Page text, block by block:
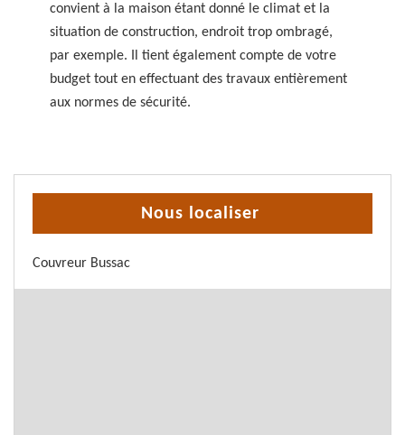
convient à la maison étant donné le climat et la
situation de construction, endroit trop ombragé,
par exemple. Il tient également compte de votre
budget tout en effectuant des travaux entièrement
aux normes de sécurité.
Nous localiser
Couvreur Bussac